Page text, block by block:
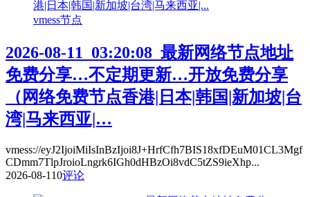
vmess节点
2026-08-11_03:20:08_最新网络节点地址
免费分享…不定期更新…开放免费分享
（网络免费节点香港|日本|韩国|新加坡|台
湾|马来西亚|…
vmess://eyJ2IjoiMiIsInBzIjoi8J+HrfCfh7BIS18xfDEuM01CL3Mgf
CDmm7TlpJroioLngrk6IGh0dHBzOi8vdC5tZS9ieXhp...
2026-08-110评论